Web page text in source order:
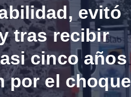
queretanos
con mayor
a Claudia
incluso
evitó
tras recibir
cinco años
por el choque
Nieto apuesta
“El
una ruta de
y Morena en